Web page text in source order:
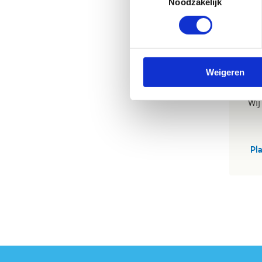
Weigeren